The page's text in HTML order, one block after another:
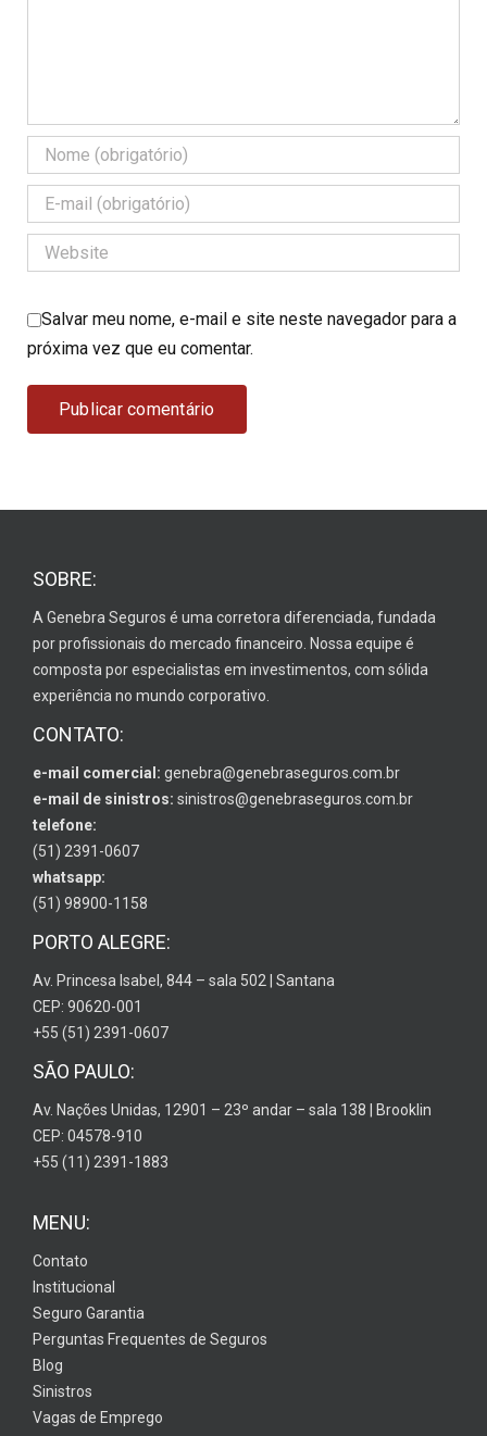
Salvar meu nome, e-mail e site neste navegador para a
próxima vez que eu comentar.
SOBRE:
A Genebra Seguros é uma corretora diferenciada, fundada
por profissionais do mercado financeiro. Nossa equipe é
composta por especialistas em investimentos, com sólida
experiência no mundo corporativo.
CONTATO:
e-mail comercial: genebra@genebraseguros.com.br
e-mail de sinistros: sinistros@genebraseguros.com.br
telefone:
(51) 2391-0607
whatsapp:
(51) 98900-1158
PORTO ALEGRE:
Av. Princesa Isabel, 844 – sala 502 | Santana
CEP: 90620-001
+55 (51) 2391-0607
SÃO PAULO:
Av. Nações Unidas, 12901 – 23º andar – sala 138 | Brooklin
CEP: 04578-910
+55 (11) 2391-1883
MENU:
Contato
Institucional
Seguro Garantia
Perguntas Frequentes de Seguros
Blog
Sinistros
Vagas de Emprego